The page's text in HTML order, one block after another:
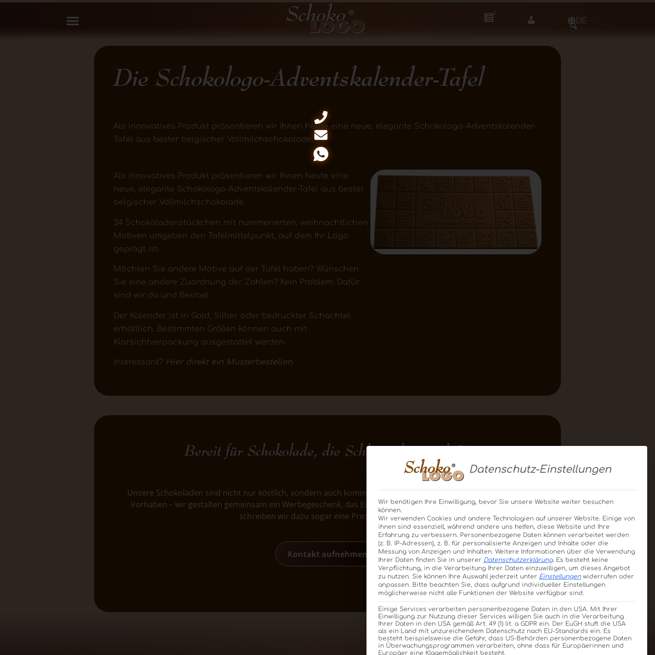
DE
0
Die Schokologo-Adventskalender-Tafel
Als innovatives Produkt präsentieren wir Ihnen heute eine neue, elegante Schokologo-Adventskalender-
Tafel aus bester belgischer Vollmilchschokolade.
Als innovatives Produkt präsentieren wir Ihnen heute eine
neue, elegante Schokologo-Adventskalender-Tafel aus bester
belgischer Vollmilchschokolade.
24 Schokoladenstückchen mit nummerierten, weihnachtlichen
Motiven umgeben den Tafelmittelpunkt, auf dem Ihr Logo
geprägt ist.
Möchten Sie andere Motive auf der Tafel haben? Wünschen
Sie eine andere Zuordnung der Zahlen? Kein Problem. Dafür
sind wir da und flexibel.
Der Kalender ist in Gold, Silber oder bedruckter Schachtel
erhältlich. Bestimmten Größen können auch mit
Klarsichtverpackung ausgestattet werden.
Interessant? Hier direkt ein Musterbestellen
Bereit für Schokolade, die Schlagzeilen macht?“
Unsere Schokoladen sind nicht nur köstlich, sondern auch kommunikationsstark. Erzählen Sie uns von Ihrem
Vorhaben – wir gestalten gemeinsam ein Werbegeschenk, das Eindruck hinterlässt. Und wer weiß: Vielleicht
schreiben wir dazu sogar eine Pressemitteilung.
Kontakt aufnehmen
Datenschutz-Einstellungen
Wir benötigen Ihre Einwilligung, bevor Sie unsere Website weiter besuchen
können.
Wir verwenden Cookies und andere Technologien auf unserer Website. Einige von
ihnen sind essenziell, während andere uns helfen, diese Website und Ihre
Erfahrung zu verbessern. Personenbezogene Daten können verarbeitet werden
(z. B. IP-Adressen), z. B. für personalisierte Anzeigen und Inhalte oder die
Messung von Anzeigen und Inhalten. Weitere Informationen über die Verwendung
Ihrer Daten finden Sie in unserer Datenschutzerklärung. Es besteht keine
Verpflichtung, in die Verarbeitung Ihrer Daten einzuwilligen, um dieses Angebot
zu nutzen. Sie können Ihre Auswahl jederzeit unter Einstellungenwiderrufen oder
anpassen. Bitte beachten Sie, dass aufgrund individueller Einstellungen
möglicherweise nicht alle Funktionen der Website verfügbar sind.
Einige Services verarbeiten personenbezogene Daten in den USA. Mit Ihrer
Einwilligung zur Nutzung dieser Services willigen Sie auch in die Verarbeitung
Ihrer Daten in den USA gemäß Art. 49 (1) lit. a GDPR ein. Der EuGH stuft die USA
als ein Land mit unzureichendem Datenschutz nach EU-Standards ein. Es
besteht beispielsweise die Gefahr, dass US-Behörden personenbezogene Daten
in Überwachungsprogrammen verarbeiten, ohne dass für Europäerinnen und
Europäer eine Klagemöglichkeit besteht.